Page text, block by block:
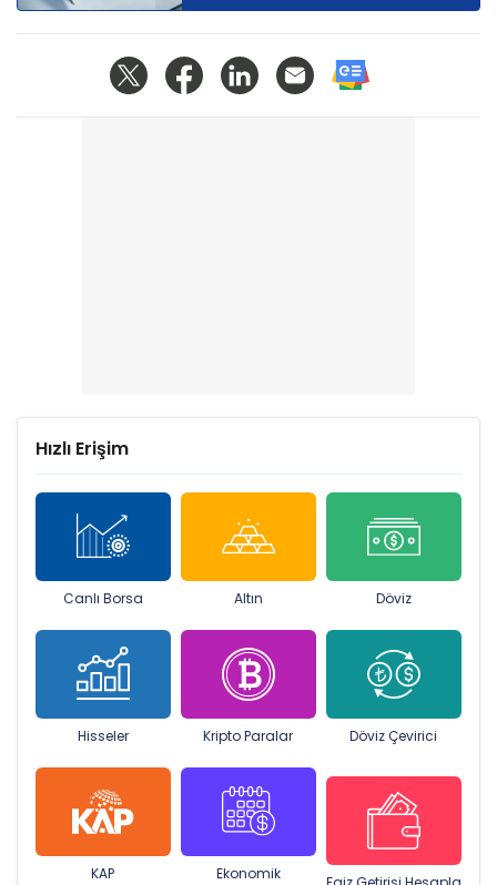
Hızlı Erişim
Canlı Borsa Altın Döviz
Hisseler Kripto Paralar Döviz Çevirici
KAP
Ekonomik